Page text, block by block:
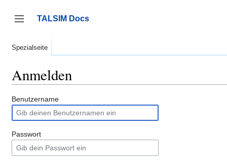
springen
Seitenleiste umschalten
TALSIM Docs
Spezialseite
Anmelden
Benutzername
Passwort